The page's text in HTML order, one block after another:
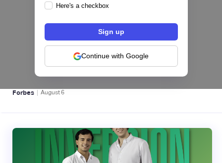
Here's a checkbox
Continue with Google
hiSofi, Fintech de gestión de cobranzas,
levanta US$1 millón para instalar un hub
regional en Uruguay
BFM 👔
Forbes | August6